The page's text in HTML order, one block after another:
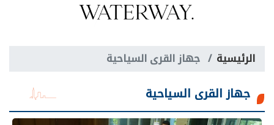
الرئيسية جهاز القرى السياحية
جهاز القرى السياحية